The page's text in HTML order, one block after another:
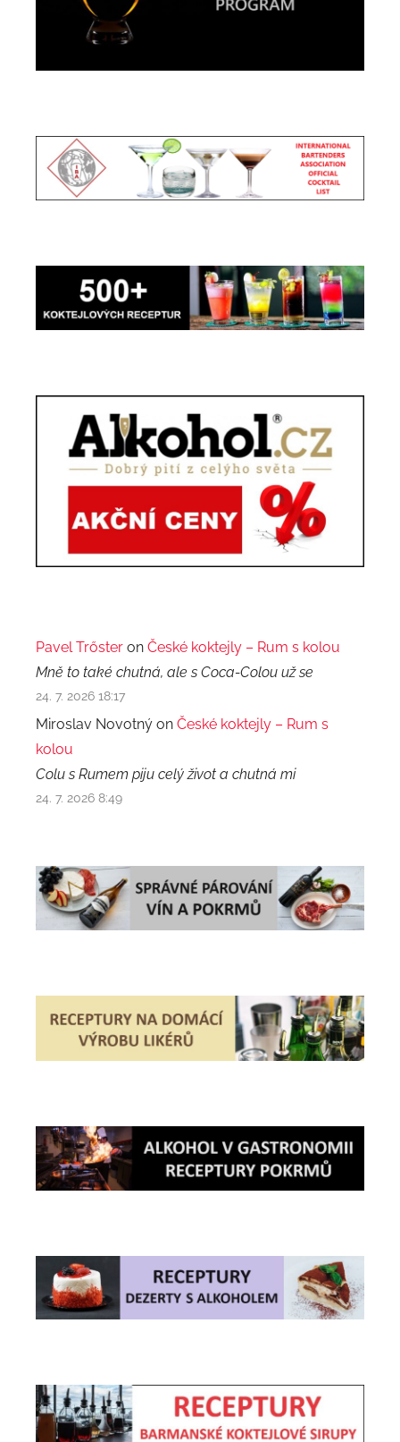
Pavel Trőster on České koktejly – Rum s kolou
Mně to také chutná, ale s Coca-Colou už se
24. 7. 2026 18:17
Miroslav Novotný on České koktejly – Rum s
kolou
Colu s Rumem piju celý život a chutná mi
24. 7. 2026 8:49